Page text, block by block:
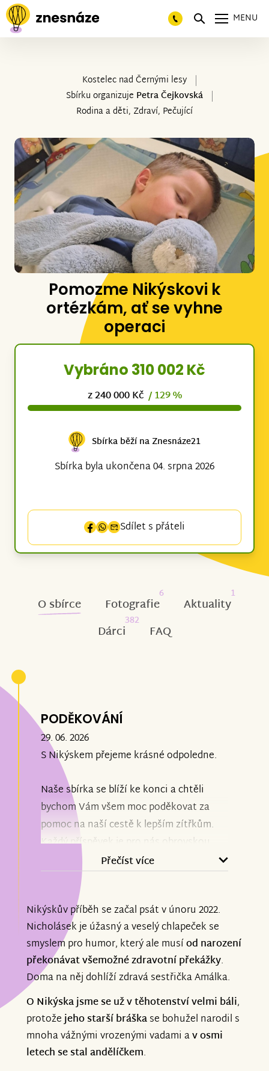
MENU
Kostelec nad Černými lesy
Sbírku organizuje Petra Čejkovská
Rodina a děti, Zdraví, Pečující
Pomozme Nikýskovi k
ortézkám, ať se vyhne
operaci
Vybráno 310 002 Kč
z 240 000 Kč / 129 %
Sbírka běží na Znesnáze21
Sbírka byla ukončena 04. srpna 2026
Sdílet s přáteli
O sbírce Fotografie
6
Aktuality
1
Dárci
382
FAQ
PODĚKOVÁNÍ
29. 06. 2026
S Nikýskem přejeme krásné odpoledne.
Naše sbírka se blíží ke konci a chtěli
bychom Vám všem moc poděkovat za
pomoc na naší cestě k lepším zítřkům.
Každý příspěvek je pro nás obrovskou
podporou a důkazem, že na to nejsme
sami. Vaší pomoci si nesmírně vážíme.
Aktuálně může Nikýsek úspěšně
pokračovat v intenzivních
neurorehabilitacích a máme za sebou
cestu do Vídně, kde se podařilo zaměření
ortézek a bude následovat vyzvednutí a
upravování a další procesy.
Děkujeme, že jste součástí naší cesty.
Přečíst více
Nikýskův příběh se začal psát v únoru 2022.
Nicholásek je úžasný a veselý chlapeček se
smyslem pro humor, který ale musíod narození
překonávat všemožné zdravotní překážky.
Doma na něj dohlíží zdravá sestřička Amálka.
O Nikýska jsme se už v těhotenství velmi báli,
protožejeho starší bráškase bohužel narodil s
mnoha vážnými vrozenými vadami av osmi
letech se stal andělíčkem.